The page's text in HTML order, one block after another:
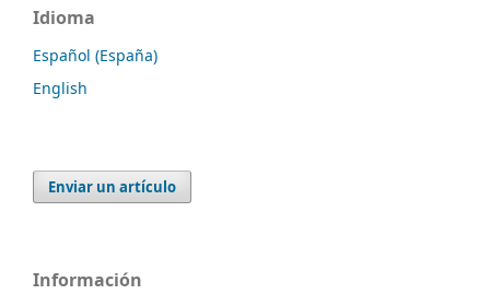
Idioma
Español (España)
English
Enviar un artículo
Información